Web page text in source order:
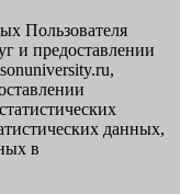
Пользователя
и предоставлении
данных,
в